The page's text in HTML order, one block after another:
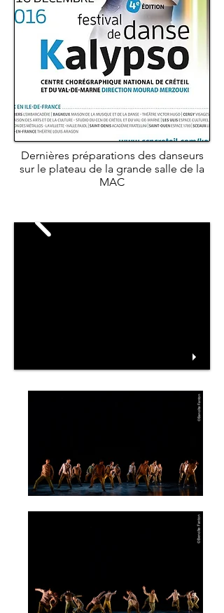
Dernières préparations des danseurs
sur le plateau de la grande salle de la
MAC